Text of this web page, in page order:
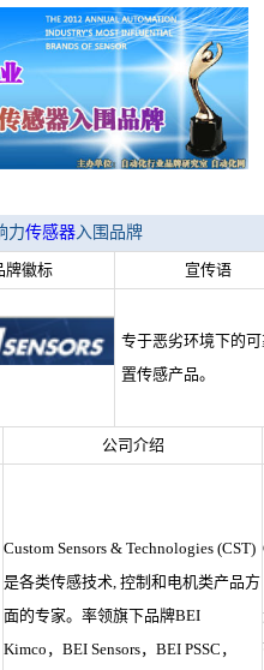
力传感器入围品牌
牌徽标 宣传语
专于恶劣环境下的
置传感产品。
公司介绍
Custom Sensors & Technologies (CST)
是各类传感技术, 控制和电机类产品方
面的专家。率领旗下品牌BEI
Kimco，BEI Sensors，BEI PSSC，